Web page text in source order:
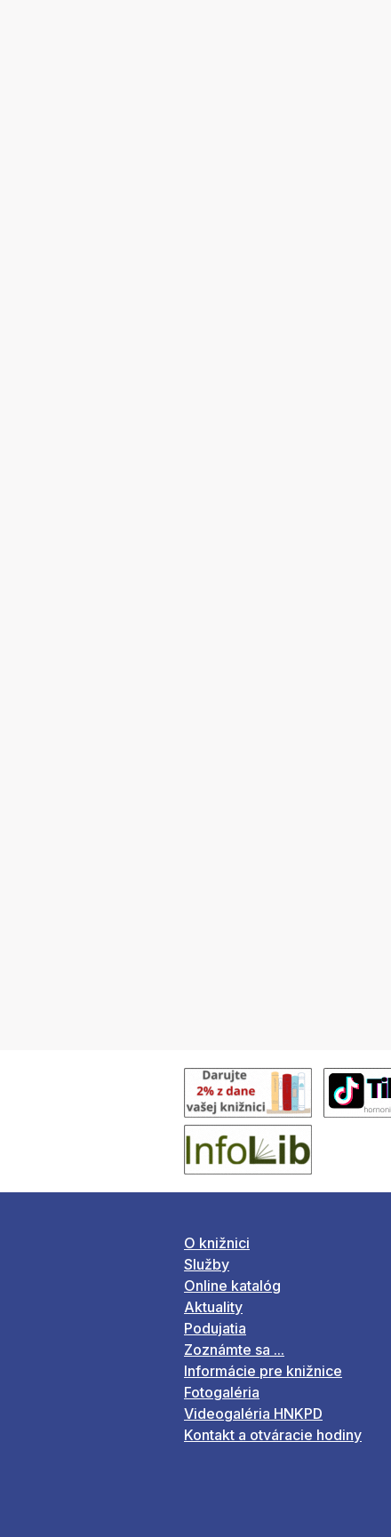
O knižnici
Služby
Online katalóg
Aktuality
Podujatia
Zoznámte sa ...
Informácie pre knižnice
Fotogaléria
Videogaléria HNKPD
Kontakt a otváracie hodiny